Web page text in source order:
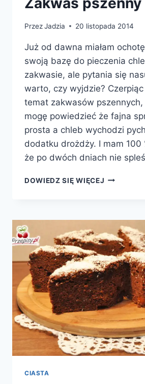
PrzezJadzia 20 listopada 2014
Już od dawna miałam
swoją bazę do pieczenia
zakwasie, ale pytania się
warto, czy wyjdzie?
temat zakwasów pszennych,
mogę powiedzieć że fajna
prosta a chleb wychodzi
dodatku drożdży. I mam 100
że po dwóch dniach nie
DOWIEDZ SIĘ WIĘCEJ ZAKWAS
CIASTA